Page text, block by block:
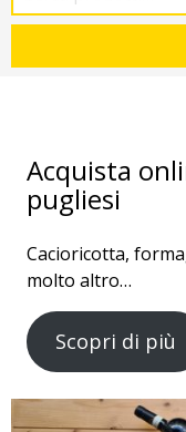
Acquista
pugliesi
Cacioricotta,
molto altro…
Scopri di più